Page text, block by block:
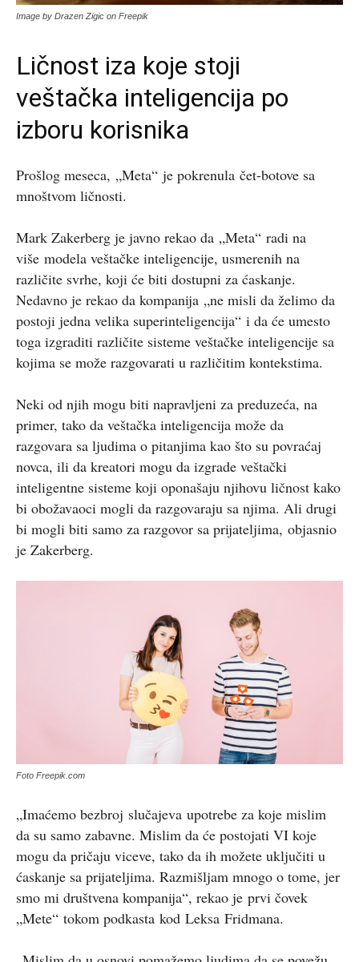
Image by Drazen Zigic on Freepik
Ličnost iza koje stoji
veštačka inteligencija po
izboru korisnika
Prošlog meseca, „Meta“ je pokrenula čet-botove sa
mnoštvom ličnosti.
Mark Zakerberg je javno rekao da „Meta“ radi na
više modela veštačke inteligencije, usmerenih na
različite svrhe, koji će biti dostupni za ćaskanje.
Nedavno je rekao da kompanija „ne misli da želimo da
postoji jedna velika superinteligencija“ i da će umesto
toga izgraditi različite sisteme veštačke inteligencije sa
kojima se može razgovarati u različitim kontekstima.
Neki od njih mogu biti napravljeni za preduzeća, na
primer, tako da veštačka inteligencija može da
razgovara sa ljudima o pitanjima kao što su povraćaj
novca, ili da kreatori mogu da izgrade veštački
inteligentne sisteme koji oponašaju njihovu ličnost kako
bi obožavaoci mogli da razgovaraju sa njima. Ali drugi
bi mogli biti samo za razgovor sa prijateljima, objasnio
je Zakerberg.
Foto Freepik.com
„Imaćemo bezbroj slučajeva upotrebe za koje mislim
da su samo zabavne. Mislim da će postojati VI koje
mogu da pričaju viceve, tako da ih možete uključiti u
ćaskanje sa prijateljima. Razmišljam mnogo o tome, jer
smo mi društvena kompanija“, rekao je prvi čovek
„Mete“ tokom podkasta kod Leksa Fridmana.